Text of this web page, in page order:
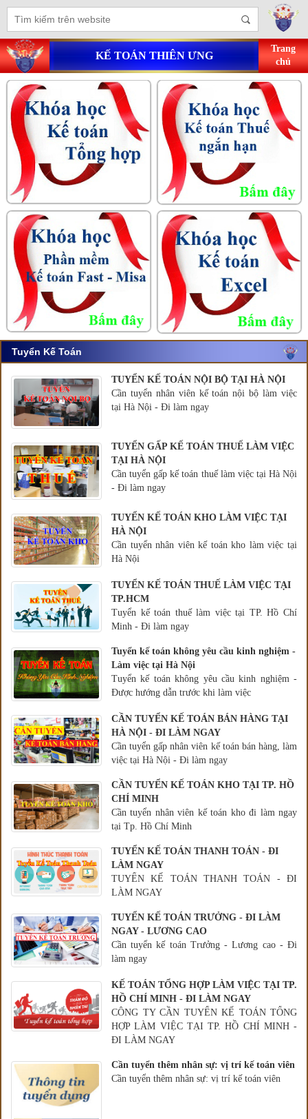
KẾ TOÁN THIÊN ƯNG
Trang
chủ
Tuyển Kế Toán
TUYỂN KẾ TOÁN NỘI BỘ TẠI HÀ NỘI
Cần tuyển nhân viên kế toán nội bộ làm việc
tại Hà Nội - Đi làm ngay
TUYỂN GẤP KẾ TOÁN THUẾ LÀM VIỆC
TẠI HÀ NỘI
Cần tuyển gấp kế toán thuế làm việc tại Hà Nội
- Đi làm ngay
TUYỂN KẾ TOÁN KHO LÀM VIỆC TẠI
HÀ NỘI
Cần tuyển nhân viên kế toán kho làm việc tại
Hà Nội
TUYỂN KẾ TOÁN THUẾ LÀM VIỆC TẠI
TP.HCM
Tuyển kế toán thuế làm việc tại TP. Hồ Chí
Minh - Đi làm ngay
Tuyển kế toán không yêu cầu kinh nghiệm -
Làm việc tại Hà Nội
Tuyển kế toán không yêu cầu kinh nghiệm -
Được hướng dẫn trước khi làm việc
CẦN TUYỂN KẾ TOÁN BÁN HÀNG TẠI
HÀ NỘI - ĐI LÀM NGAY
Cần tuyển gấp nhân viên kế toán bán hàng, làm
việc tại Hà Nội - Đi làm ngay
CẦN TUYỂN KẾ TOÁN KHO TẠI TP. HỒ
CHÍ MINH
Cần tuyển nhân viên kế toán kho đi làm ngay
tại Tp. Hồ Chí Minh
TUYỂN KẾ TOÁN THANH TOÁN - ĐI
LÀM NGAY
TUYỂN KẾ TOÁN THANH TOÁN - ĐI
LÀM NGAY
TUYỂN KẾ TOÁN TRƯỞNG - ĐI LÀM
NGAY - LƯƠNG CAO
Cần tuyển kế toán Trưởng - Lương cao - Đi
làm ngay
KẾ TOÁN TỔNG HỢP LÀM VIỆC TẠI TP.
HỒ CHÍ MINH - ĐI LÀM NGAY
CÔNG TY CẦN TUYỂN KẾ TOÁN TỔNG
HỢP LÀM VIỆC TẠI TP. HỒ CHÍ MINH -
ĐI LÀM NGAY
Cần tuyển thêm nhân sự: vị trí kế toán viên
Cần tuyển thêm nhân sự: vị trí kế toán viên